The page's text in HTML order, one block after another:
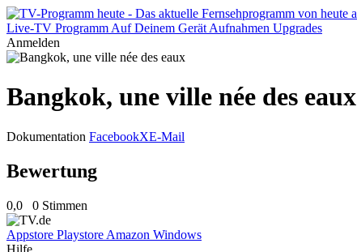
Live-TV Programm Auf Deinem Gerät Aufnahmen Upgrades
Anmelden
Bangkok, une ville née des eaux
Dokumentation FacebookXE-Mail
Bewertung
0,0 0 Stimmen
Appstore Playstore Amazon Windows
Hilfe